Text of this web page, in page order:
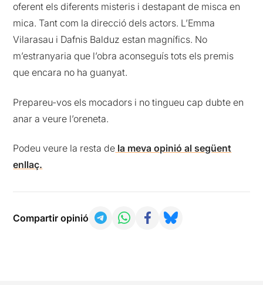
oferent els diferents misteris i destapant de misca en
mica. Tant com la direcció dels actors. L’Emma
Vilarasau i Dafnis Balduz estan magnífics. No
m’estranyaria que l’obra aconseguís tots els premis
que encara no ha guanyat.
Prepareu-vos els mocadors i no tingueu cap dubte en
anar a veure l’oreneta.
Podeu veure la resta de la meva opinió al següent
enllaç.
Compartir opinió